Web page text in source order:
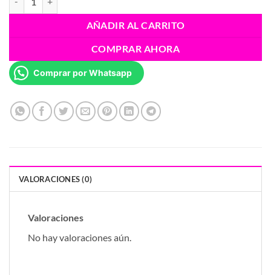
AÑADIR AL CARRITO
COMPRAR AHORA
Comprar por Whatsapp
VALORACIONES (0)
Valoraciones
No hay valoraciones aún.